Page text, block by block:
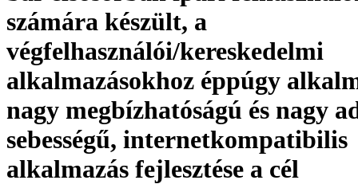
számára készült, a
végfelhasználói/kereskedelmi
alkalmazásokhoz éppúgy
nagy megbízhatóságú és nagy
sebességű, internetkompatibilis
alkalmazás fejlesztése a cél